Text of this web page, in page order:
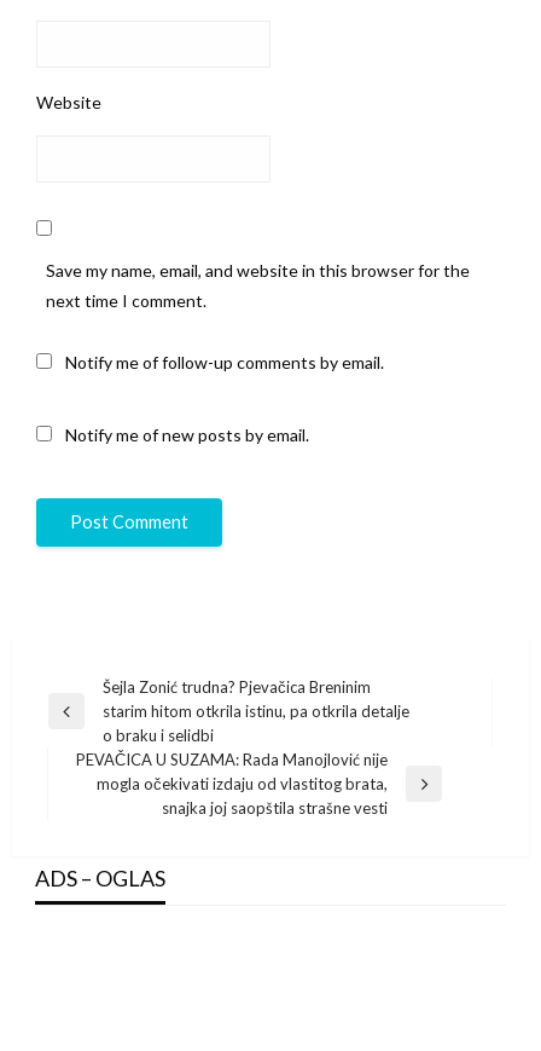
Website
Save my name, email, and website in this browser for the
next time I comment.
Notify me of follow-up comments by email.
Notify me of new posts by email.
navigation
Previous
Šejla Zonić trudna? Pjevačica Breninim
starim hitom otkrila istinu, pa otkrila detalje
o braku i selidbi
Next
PEVAČICA U SUZAMA: Rada Manojlović nije
mogla očekivati izdaju od vlastitog brata,
snajka joj saopštila strašne vesti
ADS – OGLAS